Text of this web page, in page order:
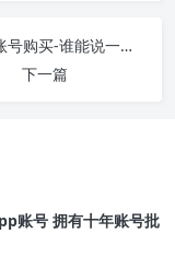
抖音号账号购买-谁能说一下，比较正规的抖音交
下一篇
账号 拥有十年账号批